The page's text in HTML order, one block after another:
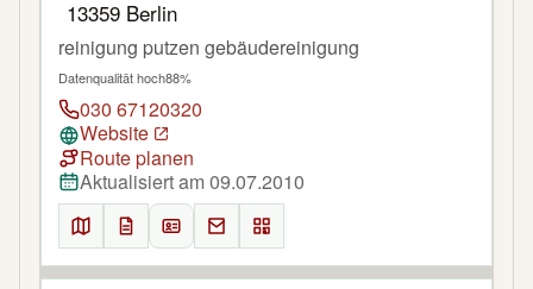
13359 Berlin
reinigung putzen gebäudereinigung
Datenqualität hoch88%
030 67120320
Website
Route planen
Aktualisiert am 09.07.2010